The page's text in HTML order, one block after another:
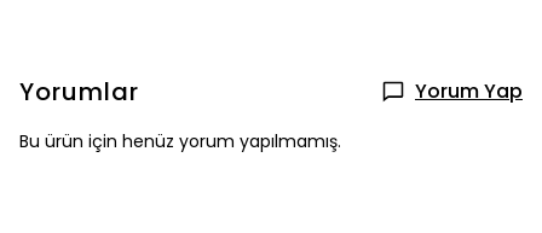
Yorumlar Yorum Yap
Bu ürün için henüz yorum yapılmamış.